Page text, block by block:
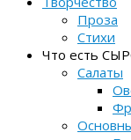
Проза
Стихи
Что есть
Салаты